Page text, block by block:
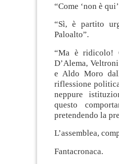
“Come ‘non è
“Sì, è partito
Paloalto”.
“Ma è ridicolo!
D’Alema,
e Aldo Moro
riflessione
neppure
questo
pretendendo la
L’assemblea,
Fantacronaca.